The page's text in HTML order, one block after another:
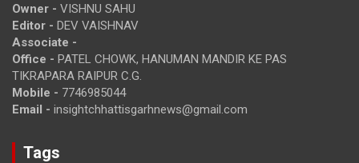
Owner - VISHNU SAHU
Editor - DEV VAISHNAV
Associate -
Office - PATEL CHOWK, HANUMAN MANDIR KE PAS
TIKRAPARA RAIPUR C.G.
Mobile - 7746985044
Email - insightchhattisgarhnews@gmail.com
Tags